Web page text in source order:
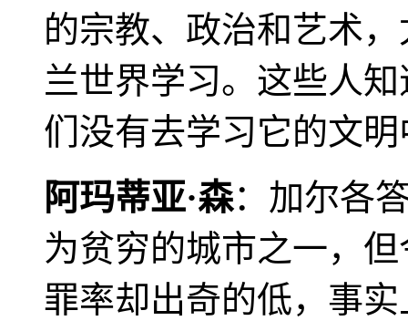
的宗教、政治和艺术
兰世界学习。这些人
们没有去学习它的文
阿玛蒂亚·森：加尔各
为贫穷的城市之一，
罪率却出奇的低，事